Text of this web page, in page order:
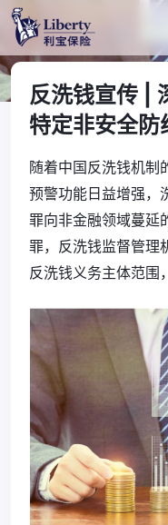
反洗钱宣传 |
特定非安全防
随着中国反洗钱机制
预警功能日益增强，
罪向非金融领域蔓延
罪，反洗钱监督管理
反洗钱义务主体范围